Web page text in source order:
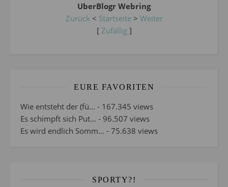
UberBlogr Webring
Zurück < Startseite> Weiter
[ Zufällig]
EURE FAVORITEN
Wie entsteht der (fü... - 167.345 views
Es schimpft sich Put... - 96.507 views
Es wird endlich Somm... - 75.638 views
SPORTY?!